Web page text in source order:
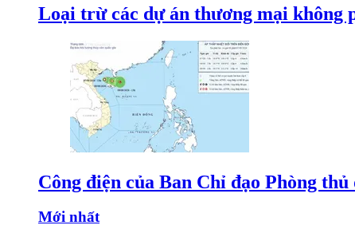
Loại trừ các dự án thương mại không
Công điện của Ban Chỉ đạo Phòng
Mới nhất